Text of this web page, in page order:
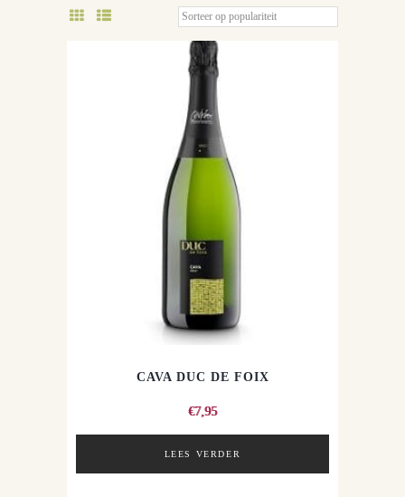
CAVA DUC DE FOIX
€7,95
LEES VERDER